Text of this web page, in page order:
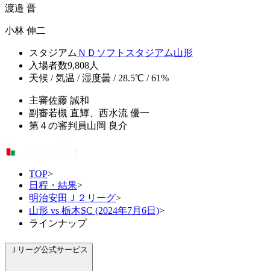
渡邉 晋
小林 伸二
スタジアム ＮＤソフトスタジアム山形
入場者数9,808人
天候 / 気温 / 湿度曇 / 28.5℃ / 61%
主審佐藤 誠和
副審若槻 直輝、西水流 優一
第４の審判員山岡 良介
TOP>
日程・結果>
明治安田Ｊ２リーグ>
山形 vs 栃木SC (2024年7月6日)>
ラインナップ
Ｊリーグ公式サービス